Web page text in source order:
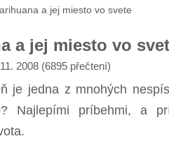
a jej miesto vo svete
a jej miesto vo
2008 (6895 přečtení)
jedna z mnohých
Najlepími príbehmi, a